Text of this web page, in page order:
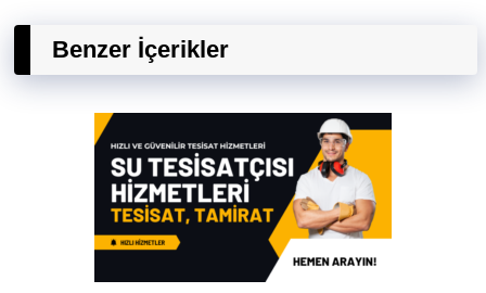
Benzer İçerikler